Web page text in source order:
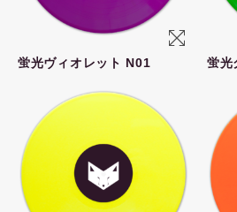
蛍光ヴィオレット N01 蛍光